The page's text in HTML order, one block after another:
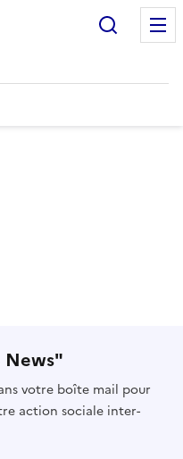
News"
votre boîte mail pour
action sociale inter-